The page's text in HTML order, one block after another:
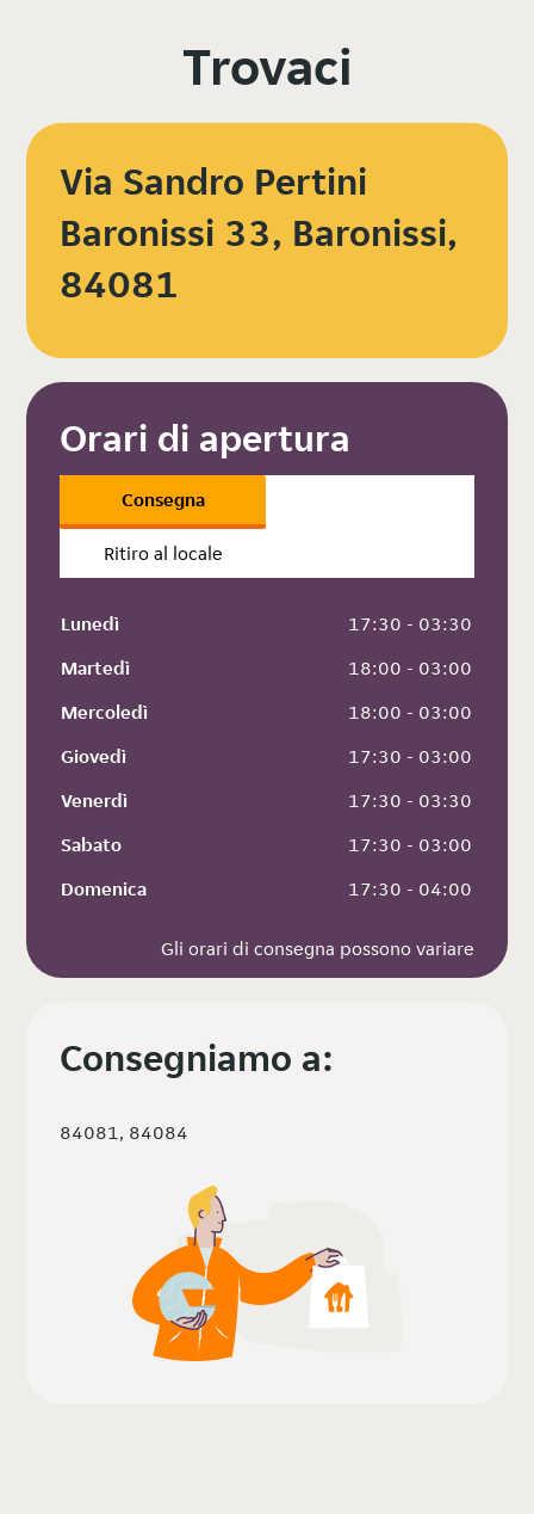
Trovaci
Via Sandro Pertini
Baronissi 33, Baronissi,
84081
Orari di apertura
Consegna
Ritiro al locale
Lunedì
17:30 - 03:30
Martedì
18:00 - 03:00
Mercoledì
18:00 - 03:00
Giovedì
17:30 - 03:00
Venerdì
17:30 - 03:30
Sabato
17:30 - 03:00
Domenica
17:30 - 04:00
Gli orari di consegna possono variare
Consegniamo a:
84081, 84084